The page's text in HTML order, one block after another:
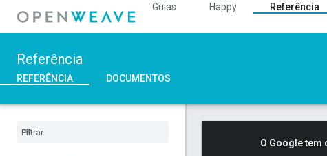
Guias Happy Referência
Referência
REFERÊNCIA DOCUMENTOS
Classes
::ASN1
::Crypto
O Google